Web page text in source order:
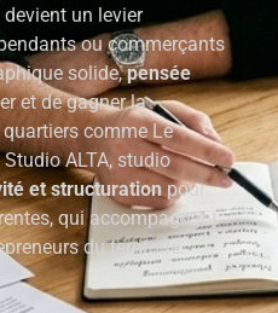
devient un levier
ou commerçants
solide,pensée
et de gagner la
quartiers comme Le
ALTA, studio
et structurationpour
qui accompagnent
du territoire.